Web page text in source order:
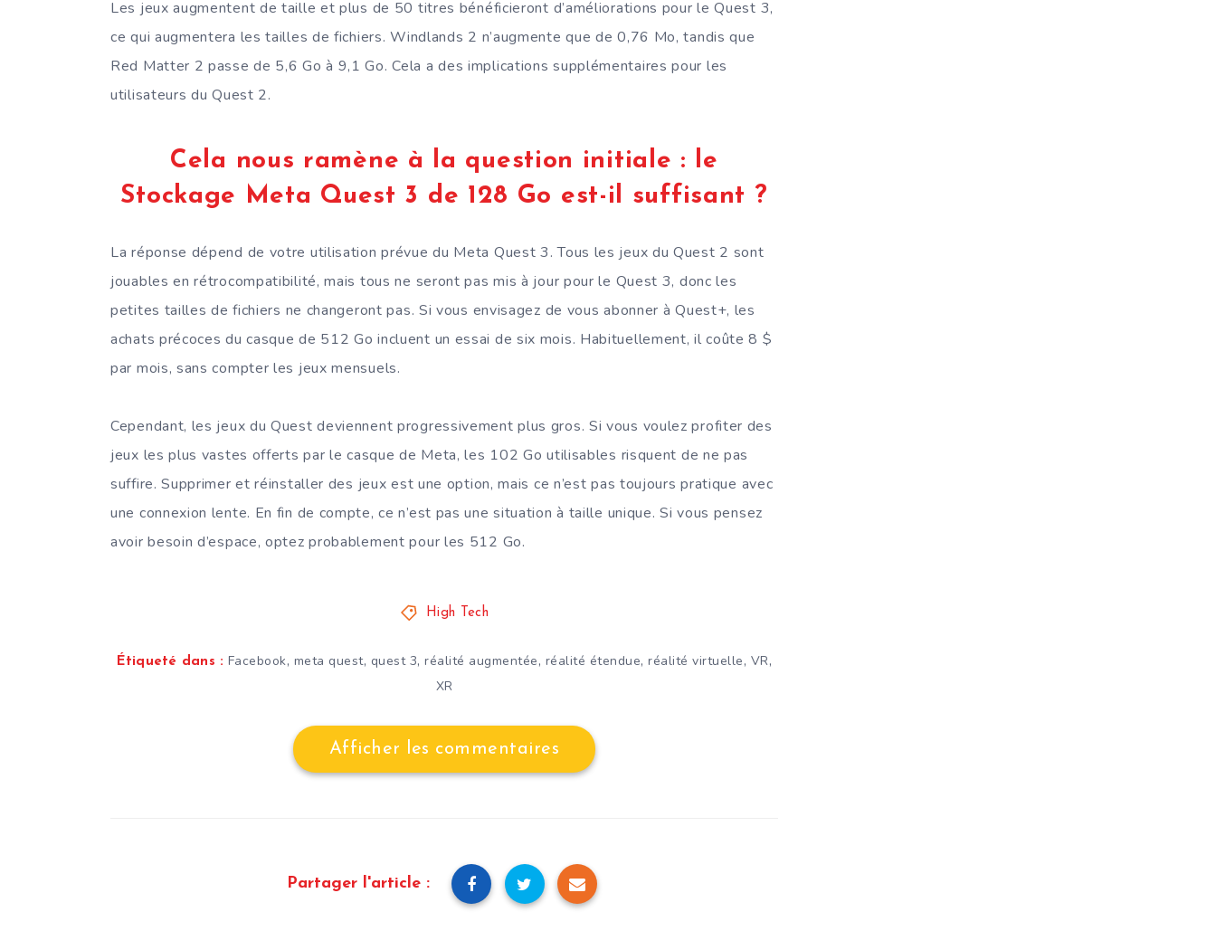
Les jeux augmentent de taille et plus de 50 titres bénéficieront d’améliorations pour le Quest 3,
ce qui augmentera les tailles de fichiers. Windlands 2 n’augmente que de 0,76 Mo, tandis que
Red Matter 2 passe de 5,6 Go à 9,1 Go. Cela a des implications supplémentaires pour les
utilisateurs du Quest 2.
Cela nous ramène à la question initiale : le
Stockage Meta Quest 3 de 128 Go est-il suffisant ?
La réponse dépend de votre utilisation prévue du Meta Quest 3. Tous les jeux du Quest 2 sont
jouables en rétrocompatibilité, mais tous ne seront pas mis à jour pour le Quest 3, donc les
petites tailles de fichiers ne changeront pas. Si vous envisagez de vous abonner à Quest+, les
achats précoces du casque de 512 Go incluent un essai de six mois. Habituellement, il coûte 8 $
par mois, sans compter les jeux mensuels.
Cependant, les jeux du Quest deviennent progressivement plus gros. Si vous voulez profiter des
jeux les plus vastes offerts par le casque de Meta, les 102 Go utilisables risquent de ne pas
suffire. Supprimer et réinstaller des jeux est une option, mais ce n’est pas toujours pratique avec
une connexion lente. En fin de compte, ce n’est pas une situation à taille unique. Si vous pensez
avoir besoin d’espace, optez probablement pour les 512 Go.
High Tech
Étiqueté dans : Facebook, meta quest, quest 3,réalité augmentée, réalité étendue,réalité virtuelle, VR,
XR
Afficher les commentaires
Partager l'article :